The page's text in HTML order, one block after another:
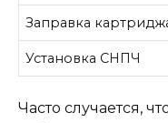
Заправка
Установка СНПЧ
Часто случается,